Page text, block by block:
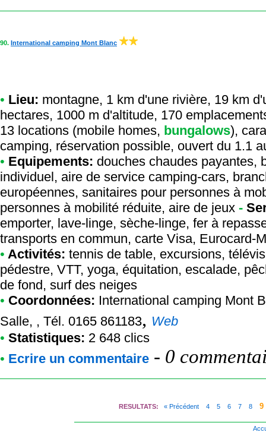
90. International camping Mont Blanc
• Lieu: montagne, 1 km d'une rivière, 19 km
hectares, 1000 m d'altitude, 170
13 locations (mobile homes, bungalows),
camping, réservation possible, ouvert du 1.1
• Equipements: douches chaudes payantes,
individuel, aire de service camping-cars,
européennes, sanitaires pour personnes à
personnes à mobilité réduite, aire de jeux -
emporter, lave-linge, sèche-linge, fer à
transports en commun, carte Visa, Eurocard-
• Activités: tennis de table, excursions,
pédestre, VTT, yoga, équitation, escalade,
de fond, surf des neiges
• Coordonnées: International camping Mont
Salle, , Tél. 0165 861183, Web
• Statistiques: 2 648 clics
• Ecrire un commentaire - 0
RESULTATS: « Précédent 4 5 6 7 8 9